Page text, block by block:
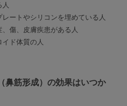
レートやシリコンを埋めている人
、傷、皮膚疾患がある人
イド体質の人
鼻筋形成）の効果はいつか